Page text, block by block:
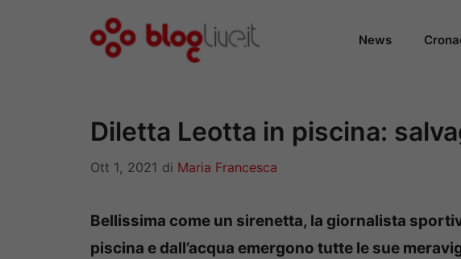
News
Diletta Leotta in piscina:
Ott 1, 2021 di Maria Francesca
Bellissima come un sirenetta, la giornalista
piscina e dall’acqua emergono tutte le sue